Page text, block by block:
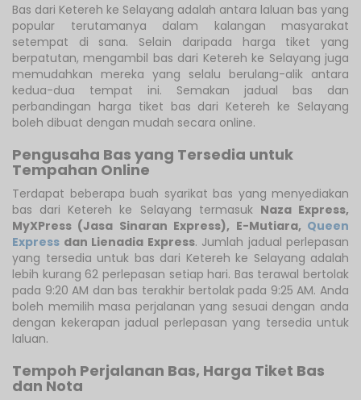
Bas dari Ketereh ke Selayang adalah antara laluan bas yang
popular terutamanya dalam kalangan masyarakat
setempat di sana. Selain daripada harga tiket yang
berpatutan, mengambil bas dari Ketereh ke Selayang juga
memudahkan mereka yang selalu berulang-alik antara
kedua-dua tempat ini. Semakan jadual bas dan
perbandingan harga tiket bas dari Ketereh ke Selayang
boleh dibuat dengan mudah secara online.
Pengusaha Bas yang Tersedia untuk
Tempahan Online
Terdapat beberapa buah syarikat bas yang menyediakan
bas dari Ketereh ke Selayang termasuk Naza Express,
MyXPress (Jasa Sinaran Express), E-Mutiara, Queen
Express dan Lienadia Express. Jumlah jadual perlepasan
yang tersedia untuk bas dari Ketereh ke Selayang adalah
lebih kurang 62 perlepasan setiap hari. Bas terawal bertolak
pada 9:20 AM dan bas terakhir bertolak pada 9:25 AM. Anda
boleh memilih masa perjalanan yang sesuai dengan anda
dengan kekerapan jadual perlepasan yang tersedia untuk
laluan.
Tempoh Perjalanan Bas, Harga Tiket Bas
dan Nota